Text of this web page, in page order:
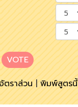
VOTE
ตราส่วน|พิมพ์สูตรนี้